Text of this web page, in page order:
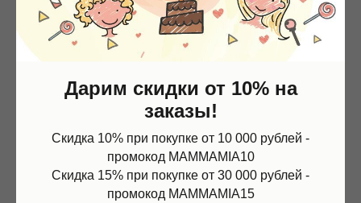
Дарим скидки от 10% на
заказы!
Скидка 10% при покупке от 10 000 рублей -
промокод MAMMAMIA10
Скидка 15% при покупке от 30 000 рублей -
промокод MAMMAMIA15